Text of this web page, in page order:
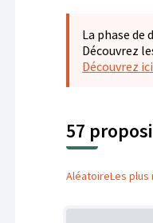
La phase de
Découvrez
Découvrez
57
AléatoireLes